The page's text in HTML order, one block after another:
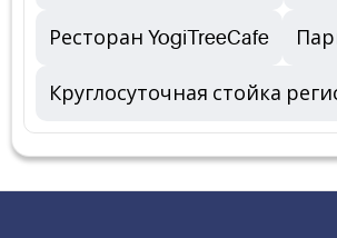
Ресторан YogiTreeCafe
Круглосуточная стойка